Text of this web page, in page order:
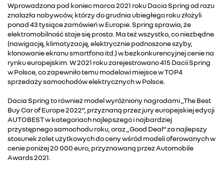
Wprowadzona pod koniec marca 2021 roku Dacia Spring od razu
znalazła nabywców, którzy do grudnia ubiegłego roku złożyli
ponad 43 tysiące zamówień w Europie. Spring sprawia, że
elektromobilność staje się prosta. Ma też wszystko, co niezbędne
(nawigację, klimatyzację, elektrycznie podnoszone szyby,
klonowanie ekranu smartfona itd.) w bezkonkurencyjnej cenie na
rynku europejskim. W 2021 roku zarejestrowano 415 Dacii Spring
w Polsce, co zapewniło temu modelowi miejsce w TOP4
sprzedaży samochodów elektrycznych w Polsce.
Dacia Spring to również model wyróżniony nagrodami „The Best
Buy Car of Europe 2022”, przyznaną przez jury europejskiej edycji
AUTOBEST w kategoriach najlepszego i najbardziej
przystępnego samochodu roku, oraz „Good Deal” za najlepszy
stosunek zalet użytkowych do ceny wśród modeli oferowanych w
cenie poniżej 20 000 euro, przyznawaną przez Automobile
Awards 2021.